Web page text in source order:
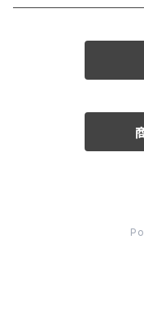
カラーストーン